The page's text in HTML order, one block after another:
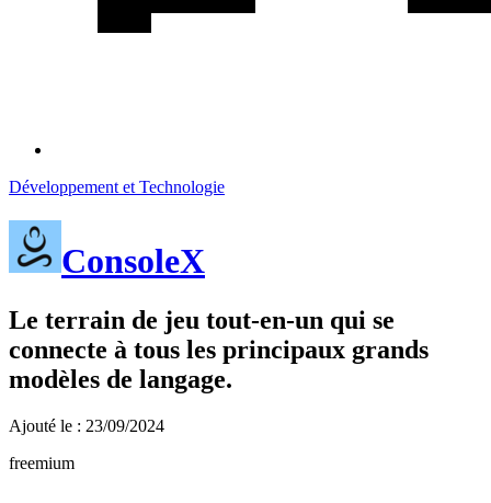
Développement et Technologie
ConsoleX
Le terrain de jeu tout-en-un qui se
connecte à tous les principaux grands
modèles de langage.
Ajouté le : 23/09/2024
freemium